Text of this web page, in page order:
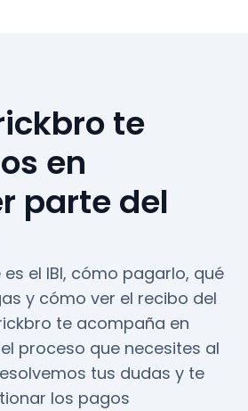
te
en
parte del
el IBI, cómo pagarlo, qué
y cómo ver el recibo del
te acompaña en
proceso que necesites al
tus dudas y te
los pagos